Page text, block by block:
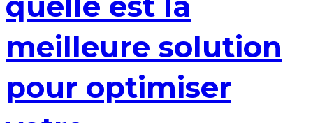
meilleure solution
pour optimiser